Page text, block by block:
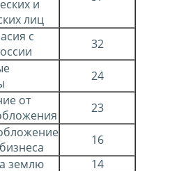
и
лиц
с
32
24
от
23
16
землю
14